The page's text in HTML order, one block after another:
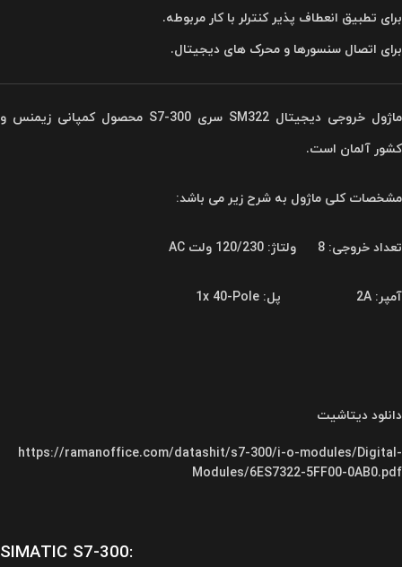
برای تطبیق انعطاف پذیر کنترلر با کار مربوطه.
برای اتصال سنسورها و محرک های دیجیتال.
ماژول خروجی دیجیتال SM322 سری S7-300 محصول کمپانی زیمنس و
کشور آلمان است.
مشخصات کلی ماژول به شرح زیر می باشد:
تعداد خروجی: 8 ولتاژ: 120/230 ولت AC
آمپر:
2A پل: 1x 40-Pole
دانلود دیتاشیت
https://ramanoffice.com/datashit/s7-300/i-o-modules/Digital-
Modules/6ES7322-5FF00-0AB0.pdf
SIMATIC S7-300: